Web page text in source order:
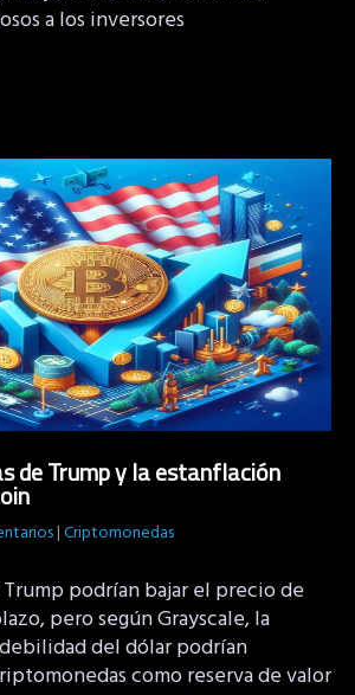
a los inversores
de Trump y la estanflación
|Criptomonedas
Trump podrían bajar el precio de
pero según Grayscale, la
del dólar podrían
como reserva de valor